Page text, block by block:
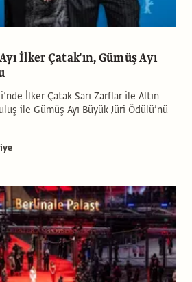
İlker Çatak'ın, Gümüş Ayı
İlker Çatak Sarı Zarflar ile Altın
ile Gümüş Ayı Büyük Jüri Ödülü’nü